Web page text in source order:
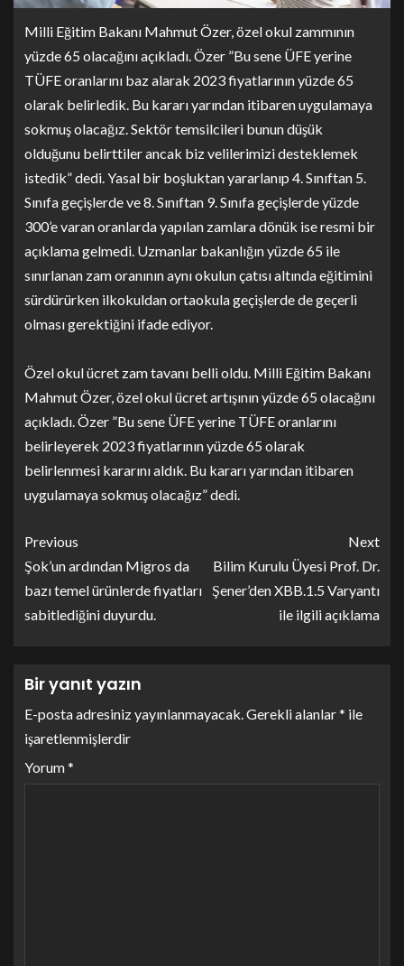
Milli Eğitim Bakanı Mahmut Özer, özel okul zammının
yüzde 65 olacağını açıkladı. Özer ”Bu sene ÜFE yerine
TÜFE oranlarını baz alarak 2023 fiyatlarının yüzde 65
olarak belirledik. Bu kararı yarından itibaren uygulamaya
sokmuş olacağız. Sektör temsilcileri bunun düşük
olduğunu belirttiler ancak biz velilerimizi desteklemek
istedik” dedi. Yasal bir boşluktan yararlanıp 4. Sınıftan 5.
Sınıfa geçişlerde ve 8. Sınıftan 9. Sınıfa geçişlerde yüzde
300’e varan oranlarda yapılan zamlara dönük ise resmi bir
açıklama gelmedi. Uzmanlar bakanlığın yüzde 65 ile
sınırlanan zam oranının aynı okulun çatısı altında eğitimini
sürdürürken ilkokuldan ortaokula geçişlerde de geçerli
olması gerektiğini ifade ediyor.
Özel okul ücret zam tavanı belli oldu. Milli Eğitim Bakanı
Mahmut Özer, özel okul ücret artışının yüzde 65 olacağını
açıkladı. Özer ”Bu sene ÜFE yerine TÜFE oranlarını
belirleyerek 2023 fiyatlarının yüzde 65 olarak
belirlenmesi kararını aldık. Bu kararı yarından itibaren
uygulamaya sokmuş olacağız” dedi.
Previous
Şok’un ardından Migros da
bazı temel ürünlerde fiyatları
sabitlediğini duyurdu.
Next
Bilim Kurulu Üyesi Prof. Dr.
Şener’den XBB.1.5 Varyantı
ile ilgili açıklama
Bir yanıt yazın
E-posta adresiniz yayınlanmayacak. Gerekli alanlar* ile
işaretlenmişlerdir
Yorum*